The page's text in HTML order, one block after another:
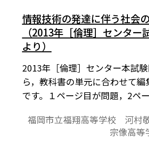
情報技術の発達に伴う社会
（2013年［倫理］センター
より）
2013年［倫理］センター本試
ら，教科書の単元に合わせて編
です。１ページ目が問題，2ペ
福岡市立福翔高等学校 河村
宗像高